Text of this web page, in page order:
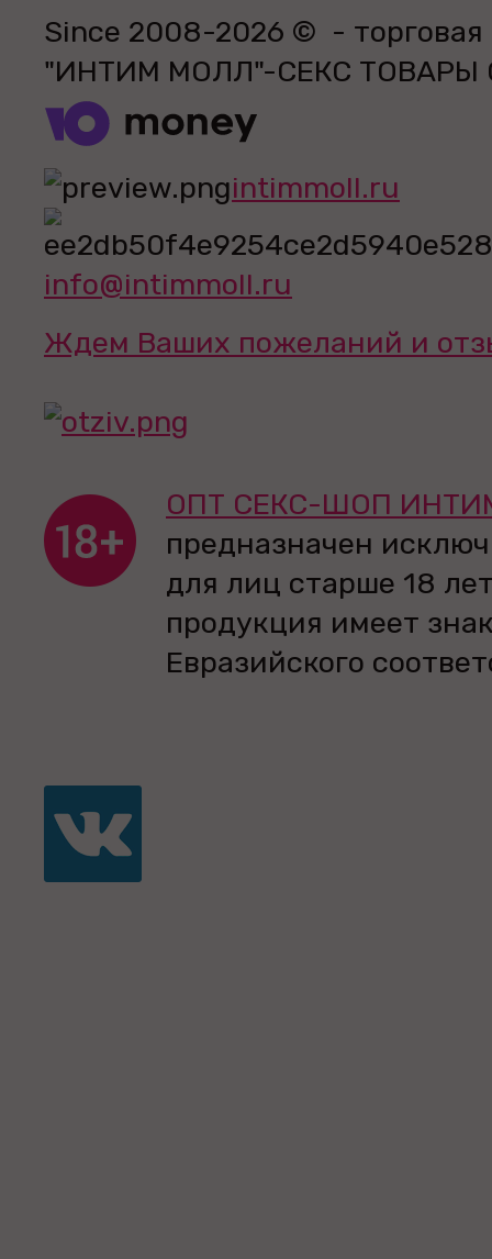
Since 2008-2026 © - торговая
"ИНТИМ МОЛЛ"-СЕКС
intimmoll.ru
info@intimmoll.ru
Ждем Ваших пожеланий и
ОПТ СЕКС-ШОП
предназначен
для лиц старше 18
продукция имеет
Евразийского